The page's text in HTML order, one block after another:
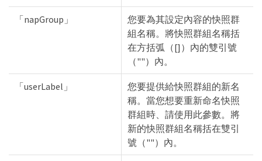
「napGroup」
您要為其設定內容的快照群
組名稱。將快照群組名稱括
在方括弧（[]）內的雙引號
（""）內。
「userLabel」
您要提供給快照群組的新名
稱。當您想要重新命名快照
群組時、請使用此參數。將
新的快照群組名稱括在雙引
號（""）內。